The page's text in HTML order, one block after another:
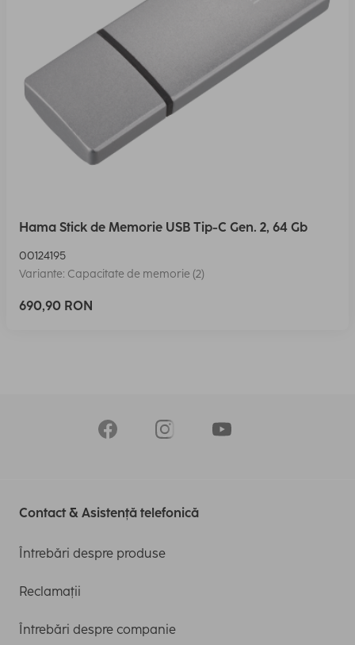
Hama Stick de Memorie USB Tip-C Gen. 2, 64 Gb
00124195
Variante: Capacitate de memorie (2)
690,90 RON
Contact & Asistență telefonică
Întrebări despre produse
Reclamații
Întrebări despre companie